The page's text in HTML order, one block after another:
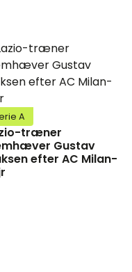
A
træner
Gustav
efter AC Milan-